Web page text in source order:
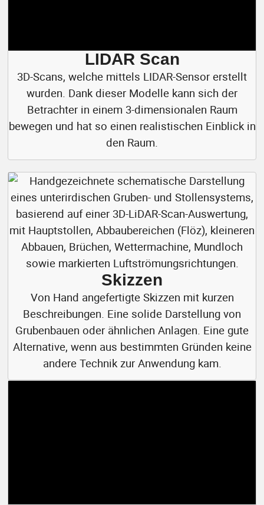
LIDAR Scan
3D-Scans, welche mittels LIDAR-Sensor erstellt
wurden. Dank dieser Modelle kann sich der
Betrachter in einem 3-dimensionalen Raum
bewegen und hat so einen realistischen Einblick in
den Raum.
Skizzen
Von Hand angefertigte Skizzen mit kurzen
Beschreibungen. Eine solide Darstellung von
Grubenbauen oder ähnlichen Anlagen. Eine gute
Alternative, wenn aus bestimmten Gründen keine
andere Technik zur Anwendung kam.